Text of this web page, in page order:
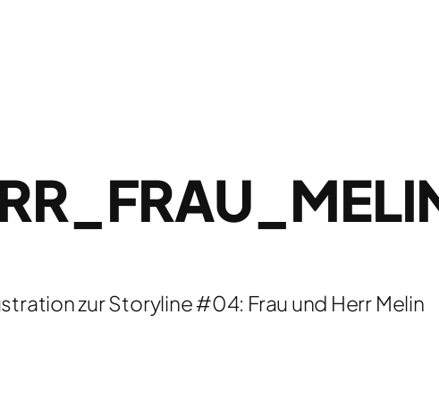
zur Storyline #04: Frau und Herr Melin